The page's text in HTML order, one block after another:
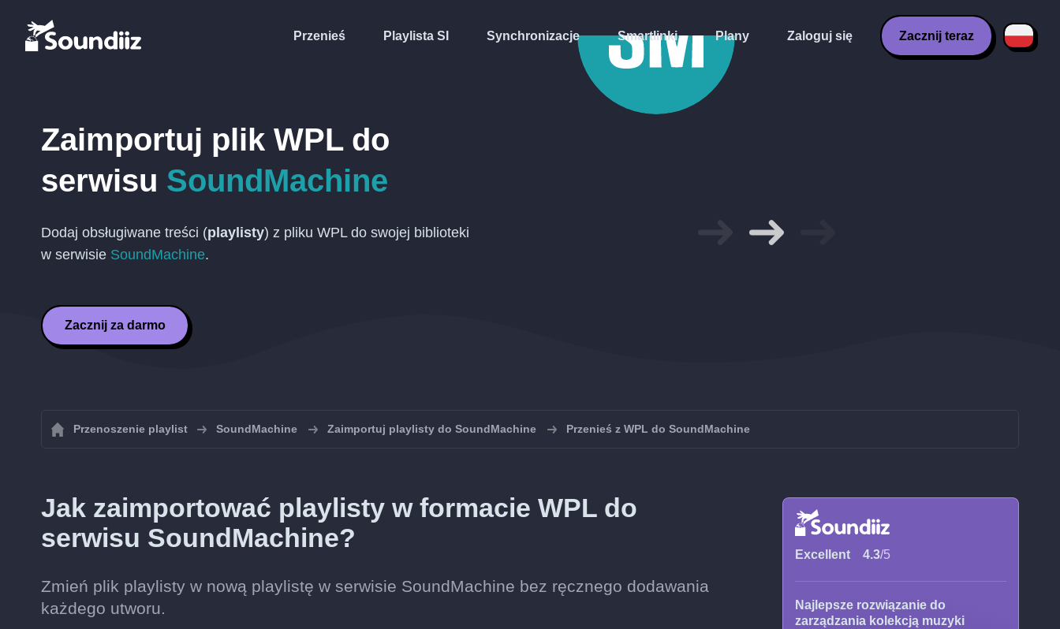
Przenieś Playlista SI Synchronizacje Smartlinki Plany Zaloguj się Zacznij teraz
Zaimportuj plik WPLdo
serwisu SoundMachine
Dodaj obsługiwane treści (playlisty) z pliku WPLdo swojej biblioteki
w serwisie SoundMachine.
Zacznij za darmo
Przenoszenie playlist SoundMachine Zaimportuj playlisty do SoundMachine Przenieś z WPL do SoundMachine
Jak zaimportować playlisty w formacie WPL do
serwisu SoundMachine?
Zmień plik playlisty w nową playlistę w serwisie SoundMachine bez ręcznego dodawania
każdego utworu.
Excellent 4.3/5
Najlepsze rozwiązanie do
zarządzania kolekcją muzyki